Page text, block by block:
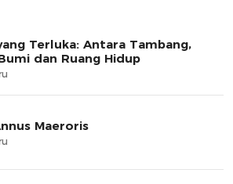
Terluka: Antara Tambang,
dan Ruang Hidup
Maeroris